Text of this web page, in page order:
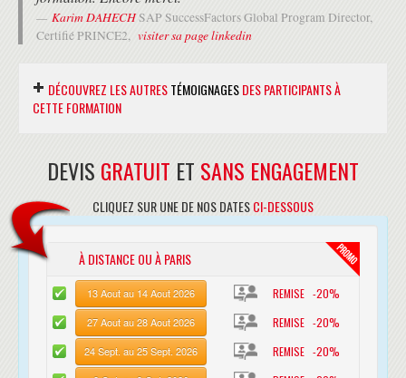
Karim DAHECHSAP SuccessFactors Global Program Director,
Certifié PRINCE2, visiter sa page linkedin
DÉCOUVREZ LES AUTRESTÉMOIGNAGESDES PARTICIPANTS À
CETTE FORMATION
“ Je souhaite vous faire part de ma très
réussir la certification au PMP. Les locaux,
l'accueil du personnel, ainsi que l'accompagnement des
responsables commerciaux, constituent un cadre
propice à la reussite de mon projet. Le formateur a
dispensé une session de Haute Qualité. ”
Jérôme MEASSenior Project Manager,
visiter sa page
linkedin
DEVIS GRATUIT ET SANS ENGAGEMENT
CLIQUEZ SUR UNE DE NOS DATESCI-DESSOUS
À DISTANCE OU À PARIS
13 Aout au 14 Aout 2026 REMISE -20%
27 Aout au 28 Aout 2026 REMISE -20%
24 Sept. au 25 Sept. 2026 REMISE -20%